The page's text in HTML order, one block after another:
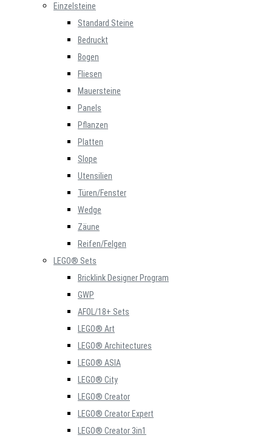
Einzelsteine
Standard Steine
Bedruckt
Bogen
Fliesen
Mauersteine
Panels
Pflanzen
Platten
Slope
Utensilien
Türen/Fenster
Wedge
Zäune
Reifen/Felgen
LEGO® Sets
Bricklink Designer Program
GWP
AFOL/18+ Sets
LEGO® Art
LEGO® Architectures
LEGO® ASIA
LEGO® City
LEGO® Creator
LEGO® Creator Expert
LEGO® Creator 3in1